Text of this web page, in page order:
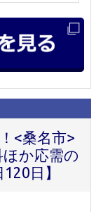
<桑名市>
か応需の
日】